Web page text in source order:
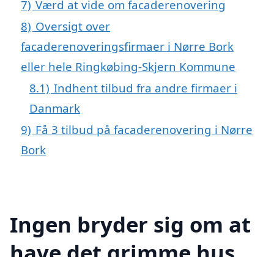
7) Værd at vide om facaderenovering
8) Oversigt over
facaderenoveringsfirmaer i Nørre Bork
eller hele Ringkøbing-Skjern Kommune
8.1) Indhent tilbud fra andre firmaer i
Danmark
9) Få 3 tilbud på facaderenovering i Nørre
Bork
Ingen bryder sig om at